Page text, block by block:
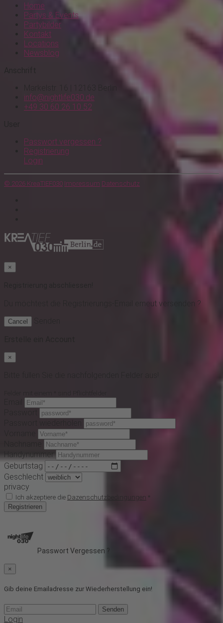
Home
Partys & Events
Partybilder
Kontakt
Locations
Newsblog
info@nightlife030.de
+49 30 60 26 10 52
Passwort vergessen ?
Registrierung
Login
© 2026 KreaTIEF030 Impressum Datenschutz
×
die Registrierungs-Email erneut versenden ?
Cancel
×
Handynummer
Geburtstag
Geschlecht
privacy
Ich akzeptiere die Dazenschutzbedingungen *
Registrieren
Passwort Vergessen ?
×
Gib deine Emailadresse zur Wiederherstellung ein!
Senden
Login